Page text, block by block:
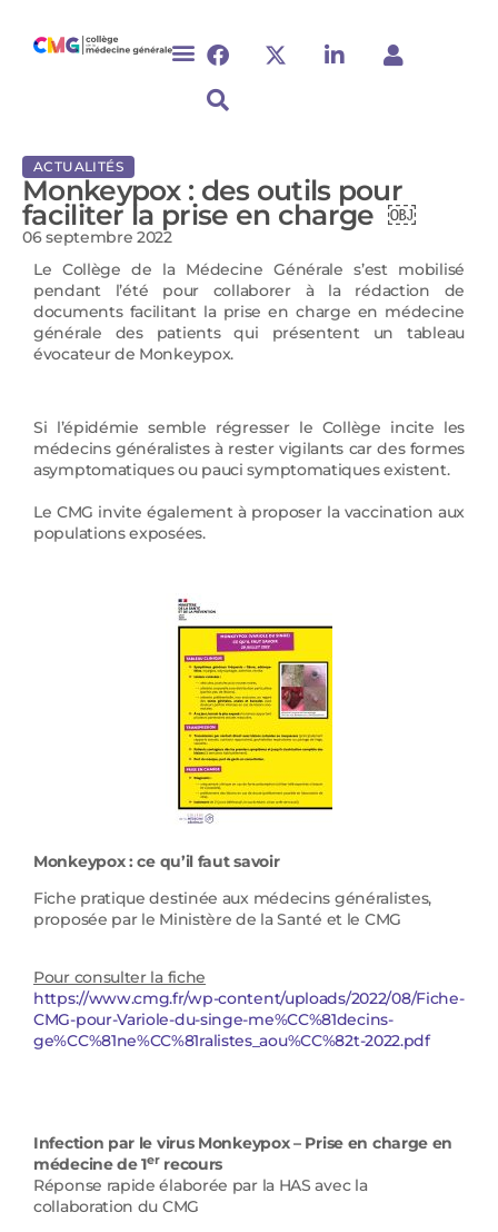
ACTUALITÉS
Monkeypox : des outils pour
faciliter la prise en charge ￼
06 septembre 2022
Le Collège de la Médecine Générale s’est mobilisé
pendant l’été pour collaborer à la rédaction de
documents facilitant la prise en charge en médecine
générale des patients qui présentent un tableau
évocateur de Monkeypox.
Si l’épidémie semble régresser le Collège incite les
médecins généralistes à rester vigilants car des formes
asymptomatiques ou pauci symptomatiques existent.
Le CMG invite également à proposer la vaccination aux
populations exposées.
Monkeypox: ce qu’il faut savoir
Fiche pratique destinée aux médecins généralistes,
proposée par le Ministère de la Santé et le CMG
Pour consulter la fiche
https://www.cmg.fr/wp-content/uploads/2022/08/Fiche-
CMG-pour-Variole-du-singe-me%CC%81decins-
ge%CC%81ne%CC%81ralistes_aou%CC%82t-2022.pdf
Infection par le virus Monkeypox – Prise en charge en
médecine de 1errecours
Réponse rapide élaborée par la HAS avec la
collaboration du CMG